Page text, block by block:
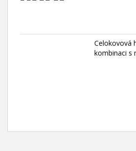
Celokovová
kombinaci s